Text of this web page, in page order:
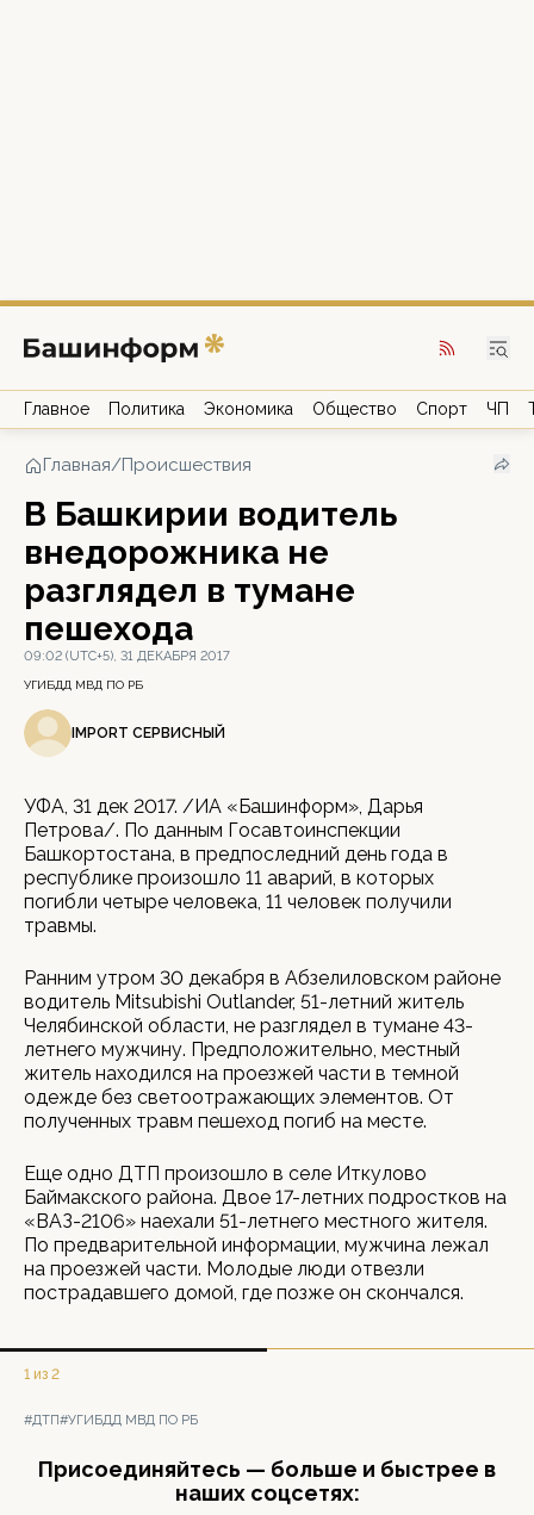
Главное Политика Экономика Общество Спорт ЧП
Главная/Происшествия
В Башкирии водитель
внедорожника не
разглядел в тумане
пешехода
09:02 (UTC+5), 31 ДЕКАБРЯ 2017
УГИБДД МВД ПО РБ
IMPORT СЕРВИСНЫЙ
УФА, 31 дек 2017. /ИА «Башинформ», Дарья
Петрова/. По данным Госавтоинспекции
Башкортостана, в предпоследний день года в
республике произошло 11 аварий, в которых
погибли четыре человека, 11 человек получили
травмы.
Ранним утром 30 декабря в Абзелиловском районе
водитель Mitsubishi Outlander, 51-летний житель
Челябинской области, не разглядел в тумане 43-
летнего мужчину. Предположительно, местный
житель находился на проезжей части в темной
одежде без светоотражающих элементов. От
полученных травм пешеход погиб на месте.
Еще одно ДТП произошло в селе Иткулово
Баймакского района. Двое 17-летних подростков на
«ВАЗ-2106» наехали 51-летнего местного жителя.
По предварительной информации, мужчина лежал
на проезжей части. Молодые люди отвезли
пострадавшего домой, где позже он скончался.
1 из 2
#ДТП#УГИБДД МВД ПО РБ
Присоединяйтесь — больше и быстрее в
наших соцсетях: